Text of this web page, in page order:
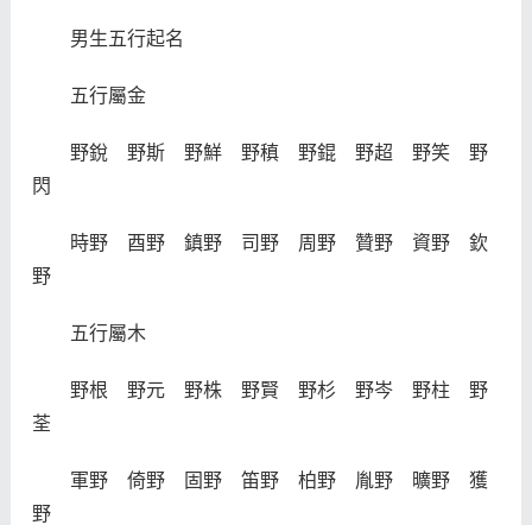
男生五行起名
五行屬金
野銳 野斯 野鮮 野稹 野錕 野超 野笑 野
閃
時野 酉野 鎮野 司野 周野 贊野 資野 欽
野
五行屬木
野根 野元 野株 野賢 野杉 野岑 野柱 野
荃
軍野 倚野 固野 笛野 柏野 胤野 曠野 獲
野